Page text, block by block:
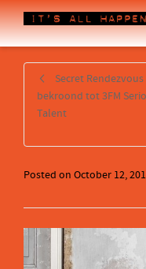
Secret Rendezvous
bekroond tot 3FM
Talent
Posted on October 12,